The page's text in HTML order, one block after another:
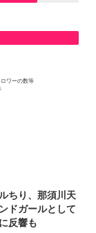
ワーの数等
ちり、那須川天
ドガールとして
反響も